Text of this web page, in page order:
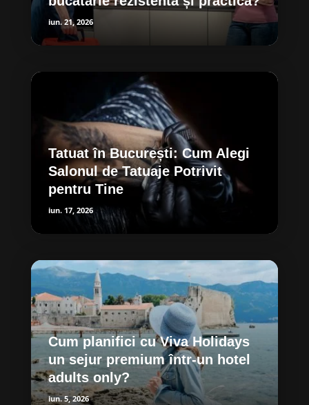
iun. 21, 2026
Tatuat în București: Cum Alegi
Salonul de Tatuaje Potrivit
pentru Tine
iun. 17, 2026
Cum planifici cu Viva Holidays
un sejur premium într-un hotel
adults only?
iun. 5, 2026